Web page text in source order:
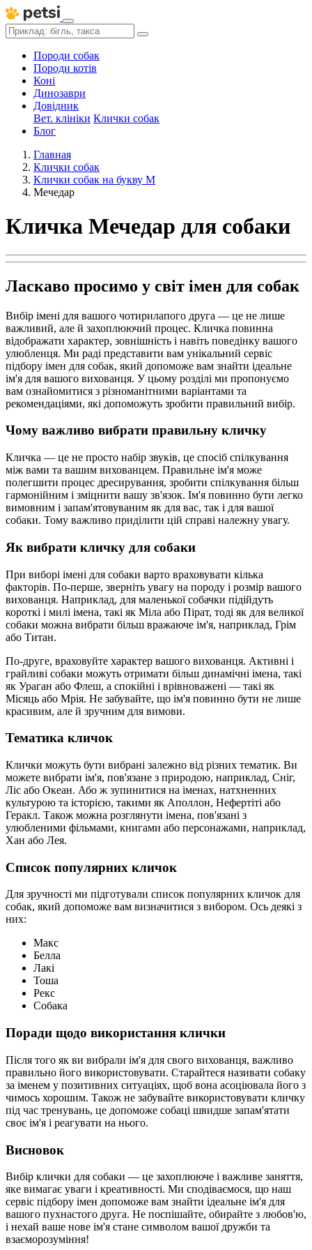
Породи собак
Породи котів
Коні
Динозаври
Довідник
Вет. клініки Клички собак
Блог
Главная
Клички собак
Клички собак на букву М
Мечедар
Кличка Мечедар для собаки
Ласкаво просимо у світ імен для собак
Вибір імені для вашого чотирилапого друга — це не лише
важливий, але й захоплюючий процес. Кличка повинна
відображати характер, зовнішність і навіть поведінку вашого
улюбленця. Ми раді представити вам унікальний сервіс
підбору імен для собак, який допоможе вам знайти ідеальне
ім'я для вашого вихованця. У цьому розділі ми пропонуємо
вам ознайомитися з різноманітними варіантами та
рекомендаціями, які допоможуть зробити правильний вибір.
Чому важливо вибрати правильну кличку
Кличка — це не просто набір звуків, це спосіб спілкування
між вами та вашим вихованцем. Правильне ім'я може
полегшити процес дресирування, зробити спілкування більш
гармонійним і зміцнити вашу зв'язок. Ім'я повинно бути легко
вимовним і запам'ятовуваним як для вас, так і для вашої
собаки. Тому важливо приділити цій справі належну увагу.
Як вибрати кличку для собаки
При виборі імені для собаки варто враховувати кілька
факторів. По-перше, зверніть увагу на породу і розмір вашого
вихованця. Наприклад, для маленької собачки підійдуть
короткі і милі імена, такі як Міла або Пірат, тоді як для великої
собаки можна вибрати більш вражаюче ім'я, наприклад, Грім
або Титан.
По-друге, враховуйте характер вашого вихованця. Активні і
грайливі собаки можуть отримати більш динамічні імена, такі
як Ураган або Флеш, а спокійні і врівноважені — такі як
Місяць або Мрія. Не забувайте, що ім'я повинно бути не лише
красивим, але й зручним для вимови.
Тематика кличок
Клички можуть бути вибрані залежно від різних тематик. Ви
можете вибрати ім'я, пов'язане з природою, наприклад, Сніг,
Ліс або Океан. Або ж зупинитися на іменах, натхненних
культурою та історією, такими як Аполлон, Нефертіті або
Геракл. Також можна розглянути імена, пов'язані з
улюбленими фільмами, книгами або персонажами, наприклад,
Хан або Лея.
Список популярних кличок
Для зручності ми підготували список популярних кличок для
собак, який допоможе вам визначитися з вибором. Ось деякі з
них:
Макс
Белла
Лакі
Тоша
Рекс
Собака
Поради щодо використання клички
Після того як ви вибрали ім'я для свого вихованця, важливо
правильно його використовувати. Старайтеся називати собаку
за іменем у позитивних ситуаціях, щоб вона асоціювала його з
чимось хорошим. Також не забувайте використовувати кличку
під час тренувань, це допоможе собаці швидше запам'ятати
своє ім'я і реагувати на нього.
Висновок
Вибір клички для собаки — це захоплююче і важливе заняття,
яке вимагає уваги і креативності. Ми сподіваємося, що наш
сервіс підбору імен допоможе вам знайти ідеальне ім'я для
вашого пухнастого друга. Не поспішайте, обирайте з любов'ю,
і нехай ваше нове ім'я стане символом вашої дружби та
взаєморозуміння!